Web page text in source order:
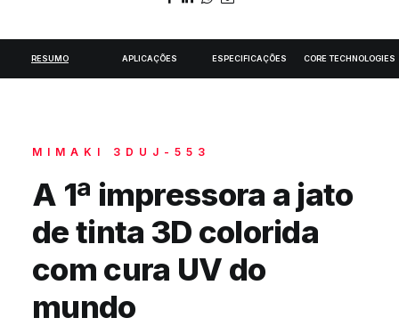
RESUMO APLICAÇÕES ESPECIFICAÇÕES CORE TECHNOLOGIES
MIMAKI 3DUJ-553
A 1ª impressora a jato
de tinta 3D colorida
com cura UV do
mundo